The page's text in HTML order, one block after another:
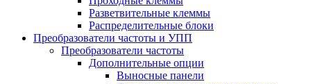
Разветвительные клеммы
Распределительные блоки
Преобразователи частоты и УПП
Преобразователи частоты
Дополнительные опции
Выносные панели